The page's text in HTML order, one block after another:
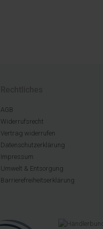
AGB
Widerrufsrecht
Vertrag widerrufen
Datenschutzerklärung
Impressum
Umwelt & Entsorgung
Barrierefreiheitserklärung